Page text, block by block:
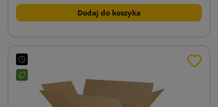
Dodaj do koszyka